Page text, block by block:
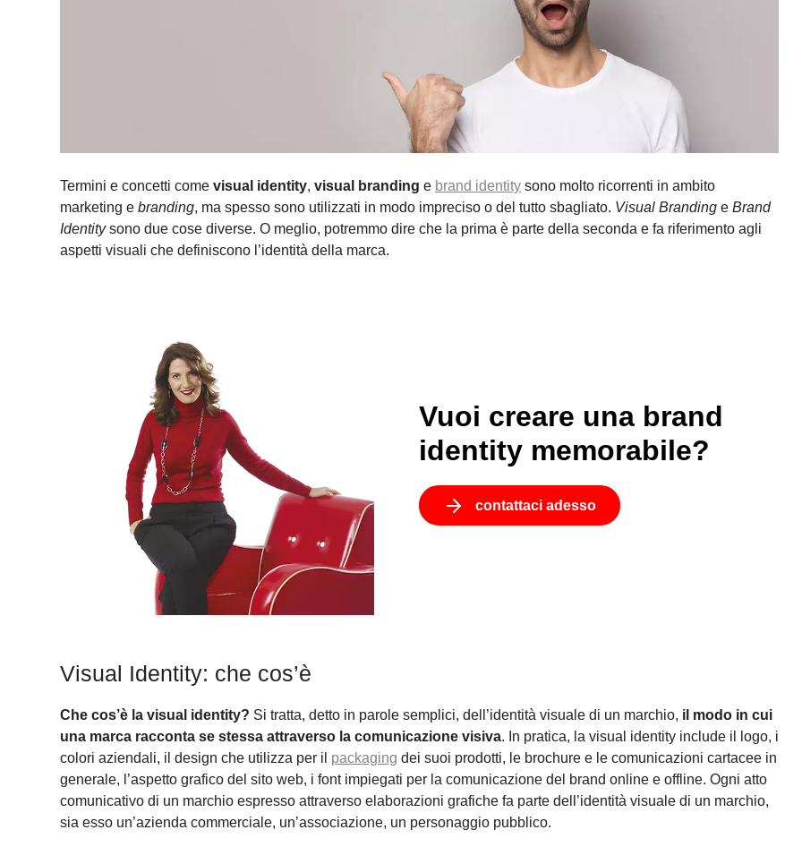
Termini e concetti come visual identity, visual branding e brand identity sono molto ricorrenti in ambito
marketing e branding, ma spesso sono utilizzati in modo impreciso o del tutto sbagliato. Visual Branding e Brand
Identitysono due cose diverse. O meglio, potremmo dire che la prima è parte della seconda e fa riferimento agli
aspetti visuali che definiscono l’identità della marca.
Vuoi creare una brand
identity memorabile?
contattaci adesso
Visual Identity: che cos’è
Che cos’è la visual identity? Si tratta, detto in parole semplici, dell’identità visuale di un marchio, il modo in cui
una marca racconta se stessa attraverso la comunicazione visiva. In pratica, la visual identity include il logo, i
colori aziendali, il design che utilizza per il packaging dei suoi prodotti, le brochure e le comunicazioni cartacee in
generale, l’aspetto grafico del sito web, i font impiegati per la comunicazione del brand online e offline. Ogni atto
comunicativo di un marchio espresso attraverso elaborazioni grafiche fa parte dell’identità visuale di un marchio,
sia esso un’azienda commerciale, un’associazione, un personaggio pubblico.